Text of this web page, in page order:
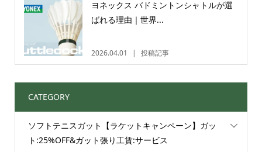
ヨネックス バドミントンシャトルが選
ばれる理由｜世界...
2026.04.01 投稿記事
CATEGORY
ソフトテニスガット【ラケットキャンペーン】ガッ
ト:25%OFF&ガット張り工賃:サービス